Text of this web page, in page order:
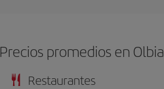
Precios promedios en Olbia
Restaurantes